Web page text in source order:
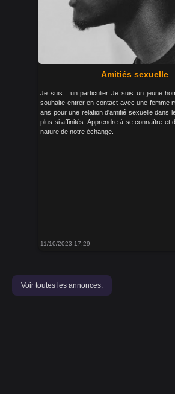
Amitiés sexuelle
Je suis : un particulier Je suis un jeune
souhaite entrer en contact avec une femme
ans pour une relation d'amitié sexuelle dans
plus si affinités. Apprendre à se connaître et
nature de notre échange.
11/10/2023 17:29
Voir toutes les annonces.